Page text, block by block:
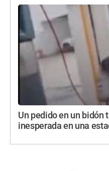
Un pedido en un bidón
inesperada en una